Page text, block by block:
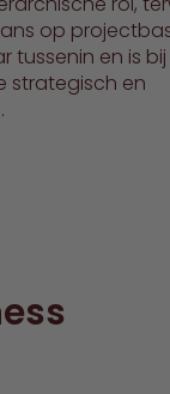
op
tussenin en is bij
strategisch en